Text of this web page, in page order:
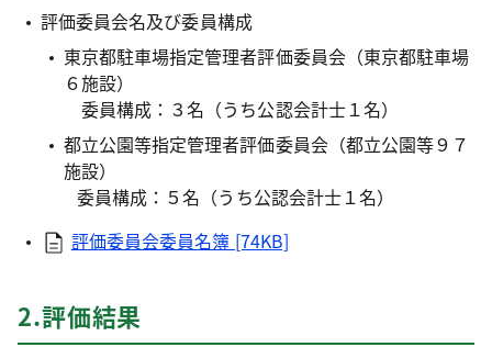
評価委員会名及び委員構成
東京都駐車場指定管理者評価委員会（東京都駐車場
６施設）
委員構成：３名（うち公認会計士１名）
都立公園等指定管理者評価委員会（都立公園等９７
施設）
委員構成：５名（うち公認会計士１名）
評価委員会委員名簿 [74KB]
2.評価結果